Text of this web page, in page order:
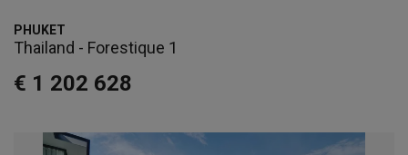
€ 1 202 628
PHUKET
Thailand - Forestique 1